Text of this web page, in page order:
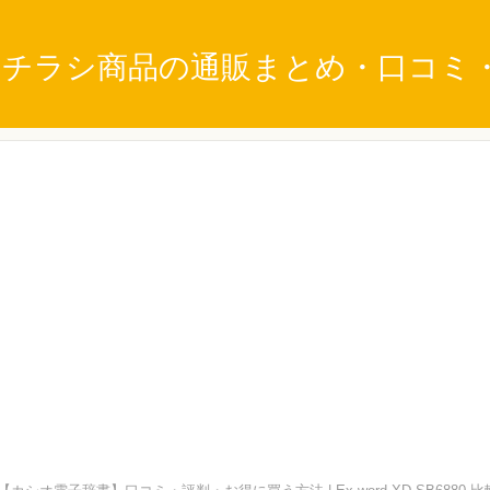
ラシ商品の通販まとめ・口コミ